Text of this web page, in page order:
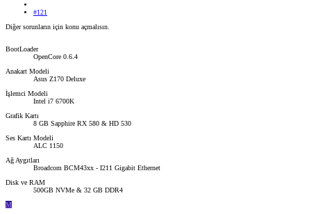
#121
Diğer sorunların için konu açmalısın.
BootLoader
OpenCore 0.6.4
Anakart Modeli
Asus Z170 Deluxe
İşlemci Modeli
Intel i7 6700K
Grafik Kartı
8 GB Sapphire RX 580 & HD 530
Ses Kartı Modeli
ALC 1150
Ağ Aygıtları
Broadcom BCM43xx - I211 Gigabit Ethernet
Disk ve RAM
500GB NVMe & 32 GB DDR4
M